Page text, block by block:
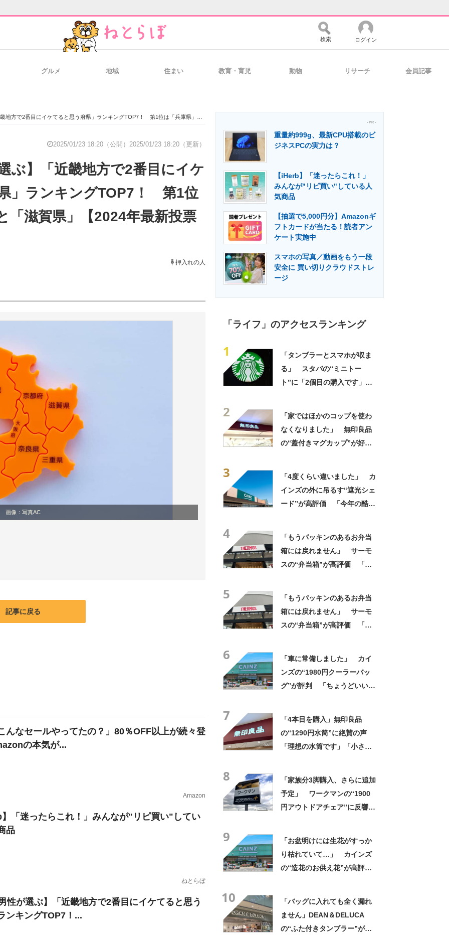
経営リーダーのコミュニティ マーケ×ITの今がよく分かる
製造業のIT導入・活用を支援
エネルギーの専門メディア 建設×テクノロジーの最前線
検索 ログイン
グルメ 地域 住まい 教育・育児 動物 リサーチ 会員記事
目にイケてると思う府県」ランキングTOP7！ 第1位は「兵庫県」と「滋賀県」【2024年最新投票結果】
2025/01/23 18:20（公開） 2025/01/23 18:20（更新）
ぶ】「近畿地方で2番目にイケ
」ランキングTOP7！ 第1位
「滋賀県」【2024年最新投票
押入れの人
画像：写真AC
記事に戻る
んなセールやってたの？」80％OFF以上が続々登
の本気が...
Amazon
「迷ったらこれ！」みんなが"リピ買い"してい
品
ねとらぼ
性が選ぶ】「近畿地方で2番目にイケてると思う
ンキングTOP7！...
- PR -
重量約999g、最新CPU搭載のビ
ジネスPCの実力は？
【iHerb】「迷ったらこれ！」
みんなが"リピ買い"している人
気商品
【抽選で5,000円分】Amazonギ
フトカードが当たる！読者アン
ケート実施中
スマホの写真／動画をもう一段
安全に 買い切りクラウドストレ
ージ
「ライフ」のアクセスランキング
1
「タンブラーとスマホが収ま
る」 スタバの“ミニトー
ト”に「2個目の購入です」
2
「家ではほかのコップを使わ
なくなりました」 無印良品
の“蓋付きマグカップ”が好
3
「4度くらい違いました」 カ
インズの外に吊るす“遮光シェ
ード”が高評価 「今年の酷暑
4
「もうパッキンのあるお弁当
箱には戻れません」 サーモ
スの“弁当箱”が高評価 「想
5
「もうパッキンのあるお弁当
箱には戻れません」 サーモ
スの“弁当箱”が高評価 「想
6
「車に常備しました」 カイ
ンズの“1980円クーラーバッ
グ”が評判 「ちょうどいい大
7
「4本目を購入」無印良品
の“1290円水筒”に絶賛の声
「理想の水筒です」「小さす
8
「家族分3脚購入、さらに追加
予定」 ワークマンの“1900
円アウトドアチェア”に反響
9
「お盆明けには生花がすっか
り枯れていて…」 カインズ
の“造花のお供え花”が高評
10
「バッグに入れても全く漏れ
ません」DEAN＆DELUCA
の“ふた付きタンブラー”が高